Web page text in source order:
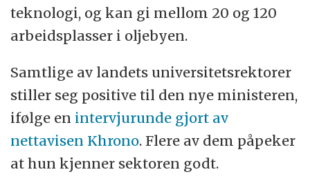
teknologi, og kan gi mellom 20 og 120
arbeidsplasser i oljebyen.
Samtlige av landets universitetsrektorer
stiller seg positive til den nye ministeren,
ifølge en intervjurunde gjort av
nettavisen Khrono. Flere av dem påpeker
at hun kjenner sektoren godt.